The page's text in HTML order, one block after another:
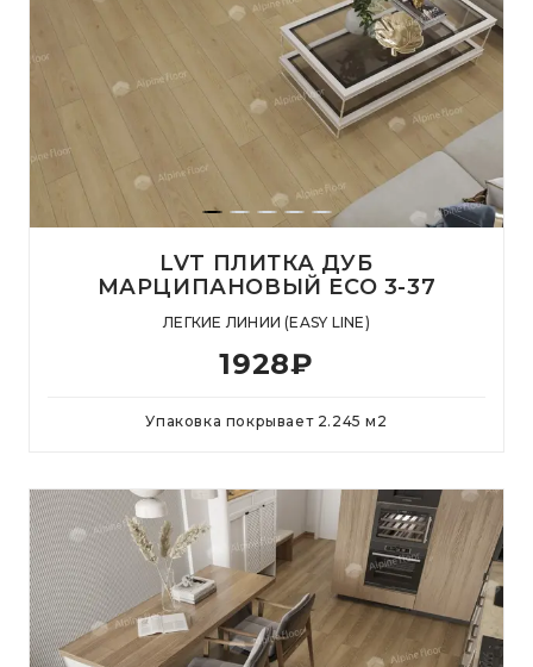
LVT ПЛИТКА ДУБ
МАРЦИПАНОВЫЙ ЕСО 3-37
ЛЕГКИЕ ЛИНИИ (EASY LINE)
1928₽
Упаковка покрывает 2.245 м 2